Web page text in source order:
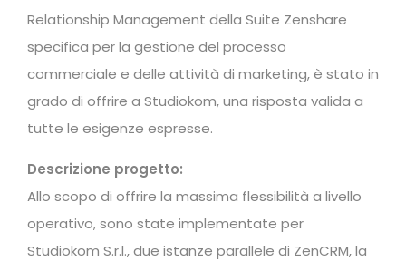
Relationship Management della Suite Zenshare
specifica per la gestione del processo
commerciale e delle attività di marketing, è stato in
grado di offrire a Studiokom, una risposta valida a
tutte le esigenze espresse.
Descrizione progetto:
Allo scopo di offrire la massima flessibilità a livello
operativo, sono state implementate per
Studiokom S.r.l., due istanze parallele di ZenCRM, la